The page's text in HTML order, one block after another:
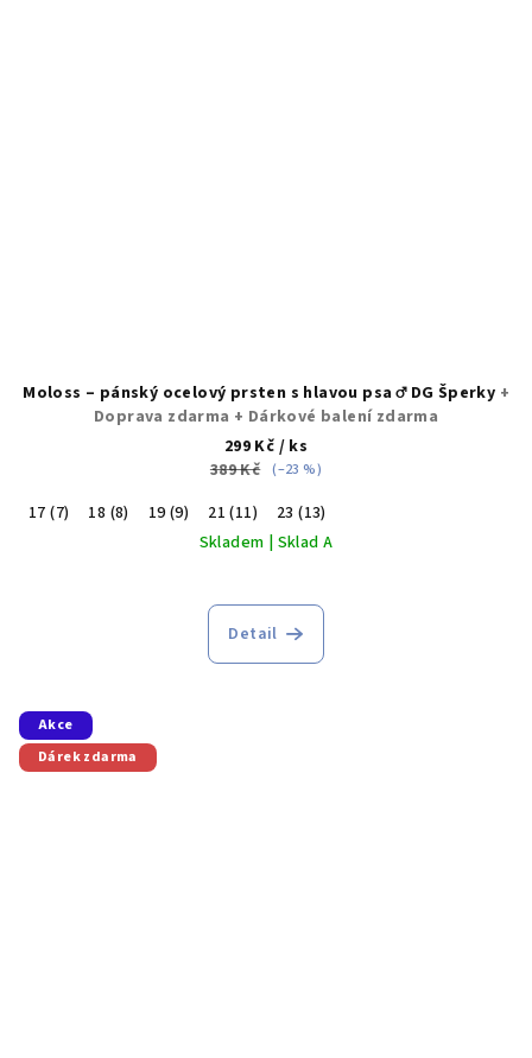
Moloss – pánský ocelový prsten s hlavou psa ♂️ DG Šperky +
Doprava zdarma + Dárkové balení zdarma
299 Kč / ks
389 Kč (–23 %)
17 (7) 18 (8) 19 (9) 21 (11)
23 (13)
Skladem | Sklad A
hodnocení
produktu
Detail
Akce
Dárek zdarma